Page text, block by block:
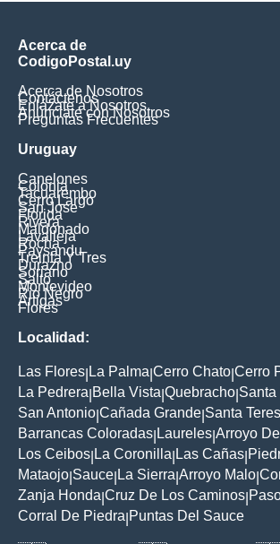
Acerca de
CodigoPostal.uy
Acerca de Nosotros
Contáctenos
Enlázate a Nosotros
Anúnciate con Nosotros
Preguntas Frecuentes
Uruguay
Canelones
Colonia
Tacuarembo
Cerro Largo
San Jose
Florida
Rivera
Maldonado
Lavalleja
Rocha
Paysandu
Treinta Y Tres
Durazno
Soriano
Salto
Montevideo
Rio Negro
Artigas
Flores
Localidad:
Las Flores La Palma Cerro Chato Cerro
La Pedrera Bella Vista Quebracho Santa
San Antonio Cañada Grande Santa
Barrancas Coloradas Laureles Arroyo
Los Ceibos La Coronilla Las Cañas
Mataojo Sauce La Sierra Arroyo Malo
Zanja Honda Cruz De Los Caminos
Corral De Piedra Puntas Del Sauce